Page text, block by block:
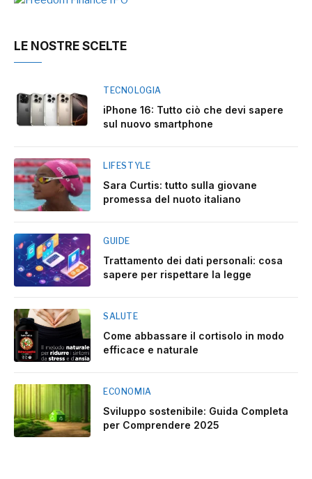
LE NOSTRE SCELTE
TECNOLOGIA
iPhone 16: Tutto ciò che devi sapere
sul nuovo smartphone
LIFESTYLE
Sara Curtis: tutto sulla giovane
promessa del nuoto italiano
GUIDE
Trattamento dei dati personali: cosa
sapere per rispettare la legge
SALUTE
Come abbassare il cortisolo in modo
efficace e naturale
ECONOMIA
Sviluppo sostenibile: Guida Completa
per Comprendere 2025